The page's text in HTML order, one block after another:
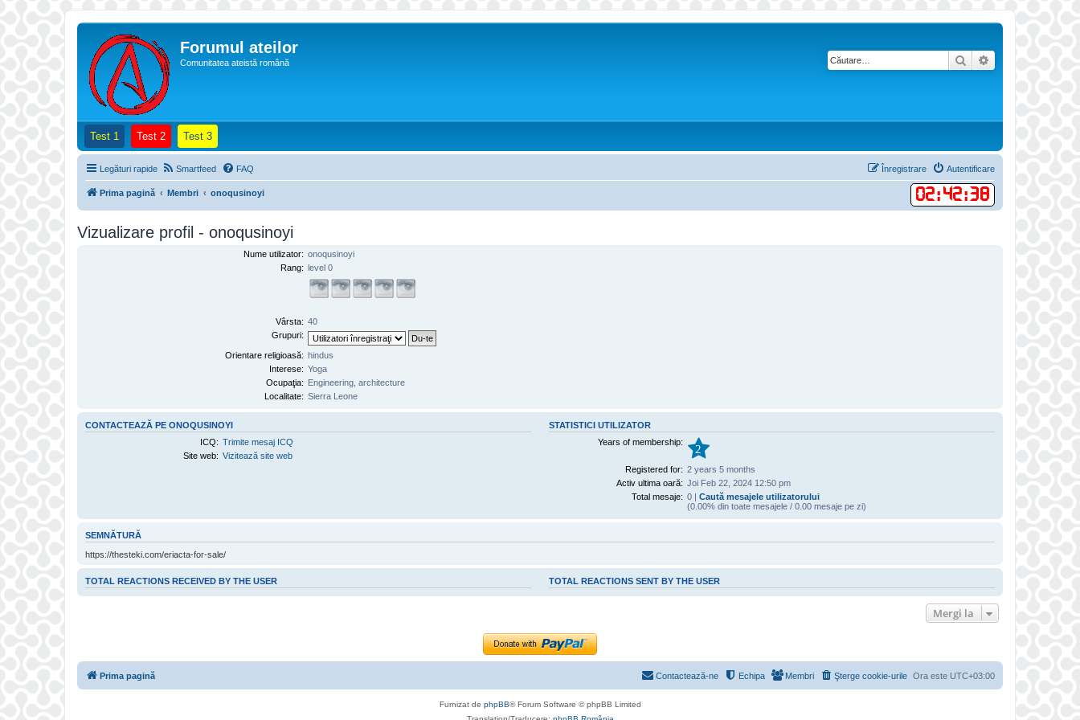
Forumul ateilor
Comunitatea ateistă română Căutare
Test 1 (Opens a new tab)
Test 2(Opens a new tab)
Test 3(Opens a new tab)
Legături rapide Smartfeed FAQ Autentificare
Înregistrare
Prima pagină Membri onoqusinoyi 02:42:38
Vizualizare profil - onoqusinoyi
Nume utilizator: onoqusinoyi
Rang: level 0
Vârsta: 40
Grupuri:
Orientare religioasă: hindus
Interese: Yoga
Ocupaţia: Engineering, architecture
Localitate: Sierra Leone
CONTACTEAZĂ PE ONOQUSINOYI
ICQ: Trimite mesaj ICQ
Site web: Vizitează site web
STATISTICI UTILIZATOR
Years of membership:
2
Registered for: 2 years 5 months
Activ ultima oară: Joi Feb 22, 2024 12:50 pm
Total mesaje: 0 | Caută mesajele utilizatorului
(0.00% din toate mesajele / 0.00 mesaje pe zi)
SEMNĂTURĂ
https://thesteki.com/eriacta-for-sale/
TOTAL REACTIONS RECEIVED BY THE USER TOTAL REACTIONS SENT BY THE USER
Mergi la
Prima pagină Ora este UTC+03:00
Şterge cookie-urile
Membri
Echipa
Contactează-ne
Furnizat de phpBB® Forum Software © phpBB Limited